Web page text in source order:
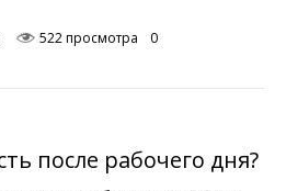
522 просмотра 0
после рабочего дня?